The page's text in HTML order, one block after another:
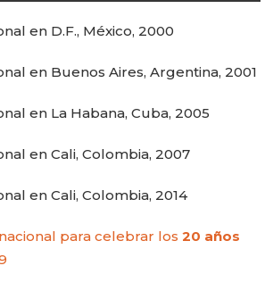
en D.F., México, 2000
en Buenos Aires, Argentina, 2001
en La Habana, Cuba, 2005
en Cali, Colombia, 2007
en Cali, Colombia, 2014
para celebrar los 20 años